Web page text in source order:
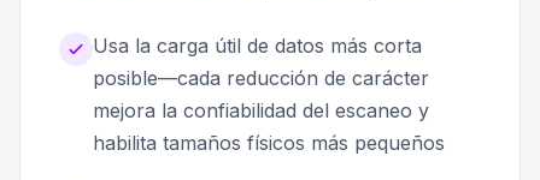
Usa la carga útil de datos más corta
posible—cada reducción de carácter
mejora la confiabilidad del escaneo y
habilita tamaños físicos más pequeños